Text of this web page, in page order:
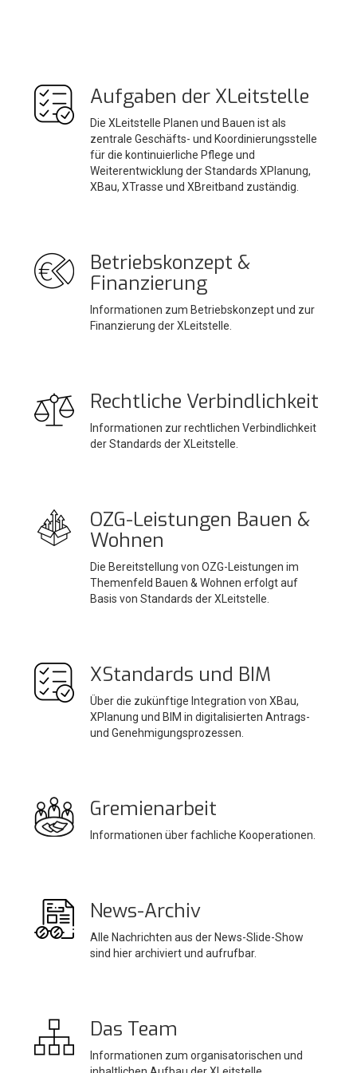
Aufgaben der XLeitstelle
Die XLeitstelle Planen und Bauen ist als
zentrale Geschäfts- und Koordinierungsstelle
für die kontinuierliche Pflege und
Weiterentwicklung der Standards XPlanung,
XBau, XTrasse und XBreitband zuständig.
Betriebskonzept &
Finanzierung
Informationen zum Betriebskonzept und zur
Finanzierung der XLeitstelle.
Rechtliche Verbindlichkeit
Informationen zur rechtlichen Verbindlichkeit
der Standards der XLeitstelle.
OZG-Leistungen Bauen &
Wohnen
Die Bereitstellung von OZG-Leistungen im
Themenfeld Bauen & Wohnen erfolgt auf
Basis von Standards der XLeitstelle.
XStandards und BIM
Über die zukünftige Integration von XBau,
XPlanung und BIM in digitalisierten Antrags-
und Genehmigungsprozessen.
Gremienarbeit
Informationen über fachliche Kooperationen.
News-Archiv
Alle Nachrichten aus der News-Slide-Show
sind hier archiviert und aufrufbar.
Das Team
Informationen zum organisatorischen und